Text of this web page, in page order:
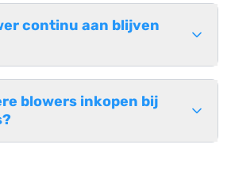
continu aan blijven
blowers inkopen bij